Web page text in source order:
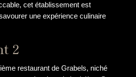
cet établissement est
une expérience culinaire
2
restaurant de Grabels, niché